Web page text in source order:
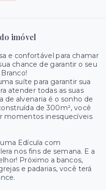
imóvel
e confortável para chamar
chance de garantir o seu
suíte para garantir sua
atender todas as suas
de alvenaria é o sonho de
de 300m², você
momentos inesquecíveis
Edícula com
nos fins de semana. E a
Próximo a bancos,
e padarias, você terá